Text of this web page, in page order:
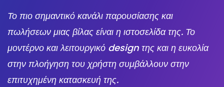
Το πιο σημαντικό κανάλι παρουσίασης και
πωλήσεων μιας βίλας είναι η ιστοσελίδα της. Το
μοντέρνο και λειτουργικό design της και η ευκολία
στην πλοήγηση του χρήστη συμβάλλουν στην
επιτυχημένη κατασκευή της.